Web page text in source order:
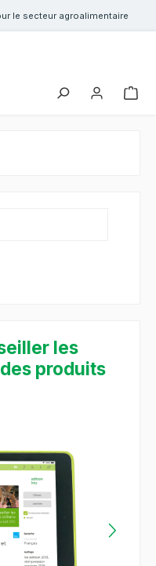
le secteur agroalimentaire
les
produits